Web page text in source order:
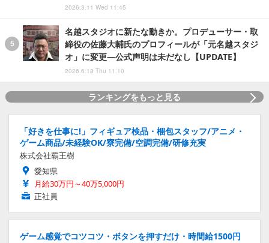
2026.3.11 Wed 11:45
名越スタジオに新たな動きか。プロデューサー・取
締役の佐藤大輔氏のプロフィールが「元名越スタジ
オ」に変更―公式声明は未だなし【UPDATE】
2026.6.18 Thu 11:10
ランキングをもっと見る
「好きを仕事に!」フィギュア検品・梱包スタッフ/アニメ・
ゲーム商品/未経験OK/寮完備/空調完備/研修充実
株式会社覇王樹
愛知県
月給30万円～40万5,000円
正社員
ゲーム感覚でコツコツ・ボタンを押すだけ・時間給1500円